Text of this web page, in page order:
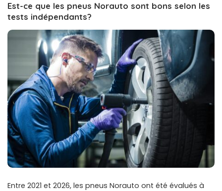
Est-ce que les pneus Norauto sont bons selon les
tests indépendants?
Entre 2021 et 2026, les pneus Norauto ont été évalués à